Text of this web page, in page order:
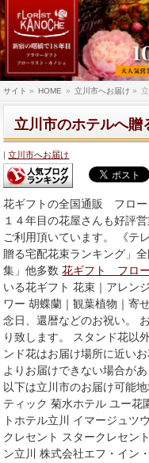
サイト » HOME » 立川市へお届け »
立川市のホテルへ
立川市へお届け
花ギフトの全国通販 フロ
１４年目の花屋さんも好評
ご利用頂いています。 《テ
贈る宅配花束ランキング」
集」他多数花ギフト フロ
いる花ギフト 花束｜アレン
ワー 胡蝶蘭｜観葉植物｜寄
念日、還暦などのお祝い。
り致します。 スタンド花以
ンド花はお届け場所に近い
よりお届けできない場合が
以下は立川市のお届け可能
ティック 菊水ホテル ユー花
トホテル立川 イマージュツ
クレセント スタークレセン
ン立川 株式会社エフ・イン